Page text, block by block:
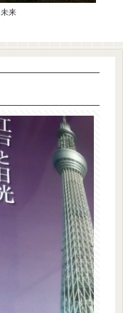
来